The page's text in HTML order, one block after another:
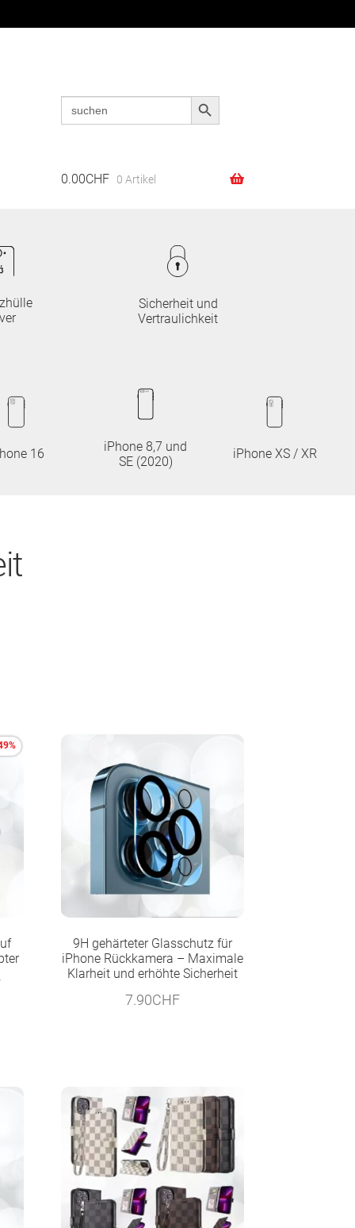
Suchen
nach:
Suchen
Search
for:
Search Button
0.00CHF 0 Artikel
Sicherheit und
Vertraulichkeit
16
iPhone 8,7 und
SE (2020)
iPhone XS / XR
Aktueller
9H gehärteter Glasschutz für
iPhone Rückkamera – Maximale
Klarheit und erhöhte Sicherheit
7.90CHF